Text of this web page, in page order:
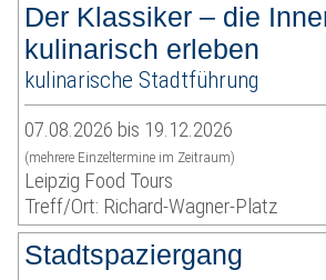
Der Klassiker – die
kulinarisch erleben
kulinarische Stadtführung
07.08.2026 bis 19.12.2026
(mehrere Einzeltermine im Zeitraum)
Leipzig Food Tours
Treff/Ort: Richard-Wagner-Platz
Stadtspaziergang